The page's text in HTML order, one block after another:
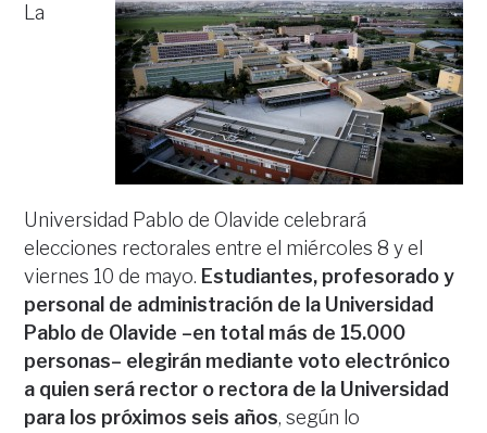
La
Universidad Pablo de Olavide celebrará
elecciones rectorales entre el miércoles 8 y el
viernes 10 de mayo. Estudiantes, profesorado y
personal de administración de la Universidad
Pablo de Olavide –en total más de 15.000
personas– elegirán mediante voto electrónico
a quien será rector o rectora de la Universidad
para los próximos seis años, según lo